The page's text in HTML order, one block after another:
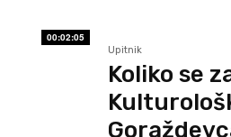
00:02:05
Upitnik
Koliko se